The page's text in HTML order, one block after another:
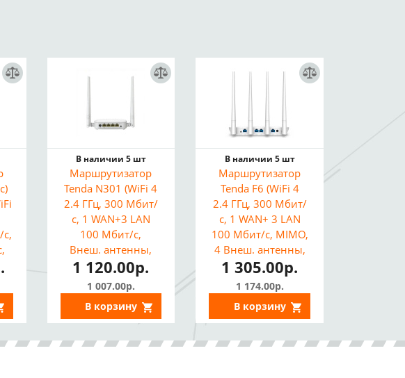
с,
В наличии 5 шт
Маршрутизатор
Tenda N301 (WiFi 4
2.4 ГГц, 300 Мбит/
с, 1 WAN+3 LAN
100 Мбит/с,
Внеш. антенны,
Повторитель,
Точка доступа)
1 120.00р.
1 007.00р.
В корзину
В наличии 5 шт
Маршрутизатор
Tenda F6 (WiFi 4
2.4 ГГц, 300 Мбит/
с, 1 WAN+ 3 LAN
100 Мбит/с, MIMO,
4 Внеш. антенны,
Точка доступа,
Повторитель)
1 305.00р.
1 174.00р.
В корзину